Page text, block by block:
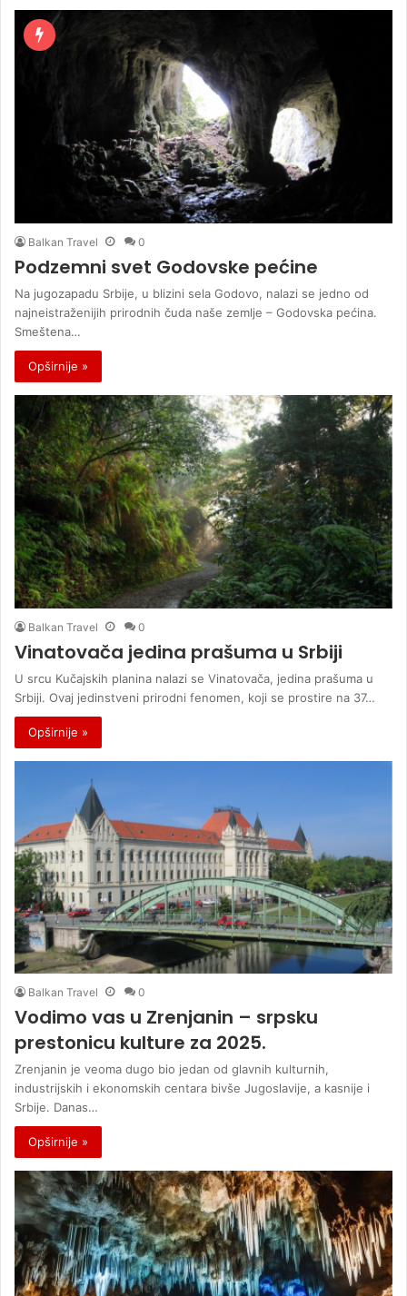
Balkan Travel 0
Podzemni svet Godovske pećine
Na jugozapadu Srbije, u blizini sela Godovo, nalazi se jedno od
najneistraženijih prirodnih čuda naše zemlje – Godovska pećina.
Smeštena…
Opširnije »
Balkan Travel 0
Vinatovača jedina prašuma u Srbiji
U srcu Kučajskih planina nalazi se Vinatovača, jedina prašuma u
Srbiji. Ovaj jedinstveni prirodni fenomen, koji se prostire na 37…
Opširnije »
Balkan Travel 0
Vodimo vas u Zrenjanin – srpsku
prestonicu kulture za 2025.
Zrenjanin je veoma dugo bio jedan od glavnih kulturnih,
industrijskih i ekonomskih centara bivše Jugoslavije, a kasnije i
Srbije. Danas…
Opširnije »